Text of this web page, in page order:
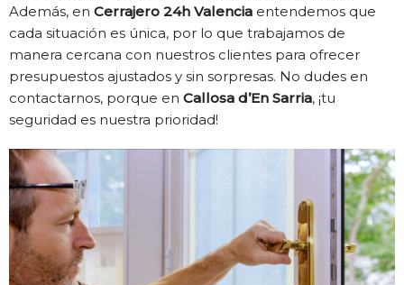
Además, en Cerrajero 24h Valencia entendemos que
cada situación es única, por lo que trabajamos de
manera cercana con nuestros clientes para ofrecer
presupuestos ajustados y sin sorpresas. No dudes en
contactarnos, porque en Callosa d’En Sarria, ¡tu
seguridad es nuestra prioridad!